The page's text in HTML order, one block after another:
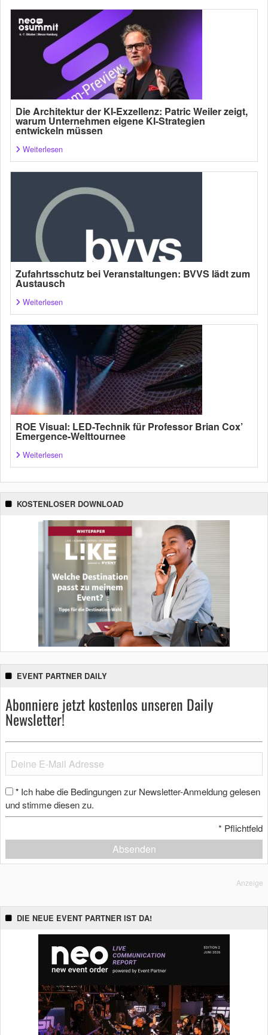
Die Architektur der KI-Exzellenz: Patric Weiler zeigt,
warum Unternehmen eigene KI-Strategien
entwickeln müssen
Weiterlesen
Zufahrtsschutz bei Veranstaltungen: BVVS lädt zum
Austausch
Weiterlesen
ROE Visual: LED-Technik für Professor Brian Cox’
Emergence-Welttournee
Weiterlesen
KOSTENLOSER DOWNLOAD
EVENT PARTNER DAILY
Abonniere jetzt kostenlos unseren Daily
Newsletter!
* Ich habe die Bedingungen zur Newsletter-Anmeldung gelesen
und stimme diesen zu.
* Pflichtfeld
Absenden
Anzeige
DIE NEUE EVENT PARTNER IST DA!